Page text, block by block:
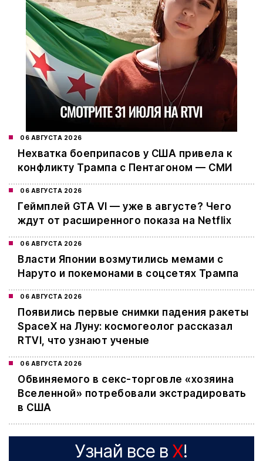
06 АВГУСТА 2026
Нехватка боеприпасов у США привела к
конфликту Трампа с Пентагоном — СМИ
06 АВГУСТА 2026
Геймплей GTA VI — уже в августе? Чего
ждут от расширенного показа на Netflix
06 АВГУСТА 2026
Власти Японии возмутились мемами с
Наруто и покемонами в соцсетях Трампа
06 АВГУСТА 2026
Появились первые снимки падения ракеты
SpaceX на Луну: космогеолог рассказал
RTVI, что узнают ученые
06 АВГУСТА 2026
Обвиняемого в секс-торговле «хозяина
Вселенной» потребовали экстрадировать
в США
Узнай все в X!